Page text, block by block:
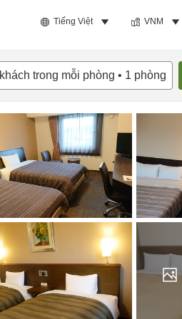
Tiếng Việt VNM
khách trong mỗi phòng • 1 phòng